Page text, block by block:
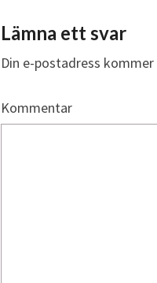
Lämna ett svar
Din e-postadress
Kommentar